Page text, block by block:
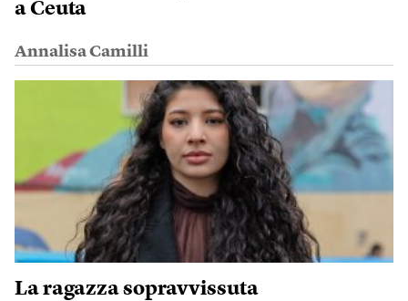
a Ceuta
Annalisa Camilli
La ragazza sopravvissuta